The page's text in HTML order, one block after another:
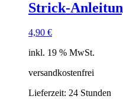
Strick-
4,90 €
inkl. 19 % MwSt.
versandkostenfrei
Lieferzeit: 24 Stunden